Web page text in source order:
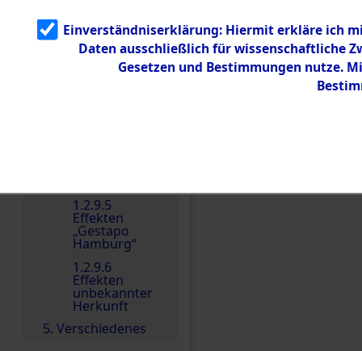
1.2.9.3
Effekten aus
dem KZ
Neuengamm
1.2.9.5
Effekten
„Gestapo
Hamburg“
1.2.9.6
Effekten
unbekannter
Herkunft
5. Verschiedenes
Einen Kommentar
Einverständniserklärung: Hiermit erkläre ich
Daten ausschließlich für wissenschaftliche
Gesetzen und Bestimmungen nutze.